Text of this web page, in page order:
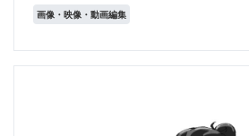
画像・映像・動画編集